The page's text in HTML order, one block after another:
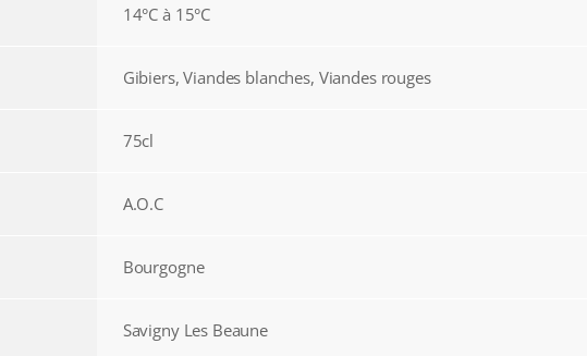
14°C à 15°C
Gibiers, Viandes blanches, Viandes rouges
75cl
A.O.C
Bourgogne
Savigny Les Beaune